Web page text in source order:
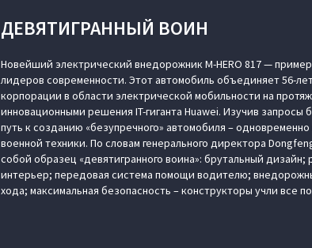
ДЕВЯТИГРАННЫЙ ВОИН
Новейший электрический внедорожник M‑HERO 817 —
лидеров современности. Этот автомобиль объединяет 56-
корпорации в области электрической мобильности на
инновационными решения IT-гиганта Huawei. Изучив
путь к созданию «безупречного» автомобиля –
военной техники. По словам генерального директора
собой образец «девятигранного воина»: брутальный
интерьер; передовая система помощи водителю;
хода; максимальная безопасность – конструкторы учли все